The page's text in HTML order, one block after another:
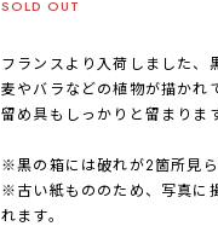
SOLD OUT
フランスより入荷しました、
麦やバラなどの植物が描かれ
留め具もしっかりと留まります
※黒の箱には破れが2箇所見
※古い紙もののため、写真に
れます。